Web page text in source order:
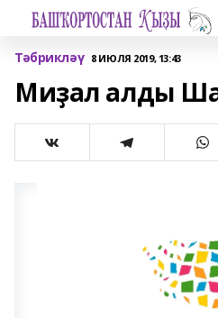
Тәбрикләү 8 ИЮЛЯ 2019, 13:43
Миҙал алды